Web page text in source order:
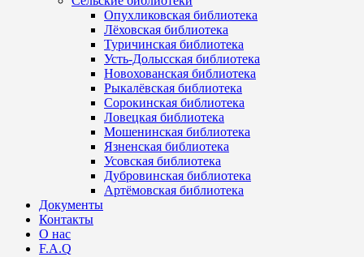
Опухликовская библиотека
Лёховская библиотека
Туричинская библиотека
Усть-Долысская библиотека
Новохованская библиотека
Рыкалёвская библиотека
Сорокинская библиотека
Ловецкая библиотека
Мошенинская библиотека
Язненская библиотека
Усовская библиотека
Дубровинская библиотека
Артёмовская библиотека
Документы
Контакты
О нас
F.A.Q